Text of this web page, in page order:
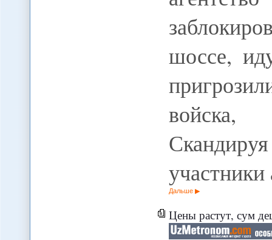
шоссе,
войска,
Дальше
Цены растут, сум